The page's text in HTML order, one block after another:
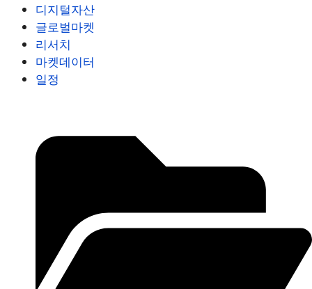
디지털자산
글로벌마켓
리서치
마켓데이터
일정